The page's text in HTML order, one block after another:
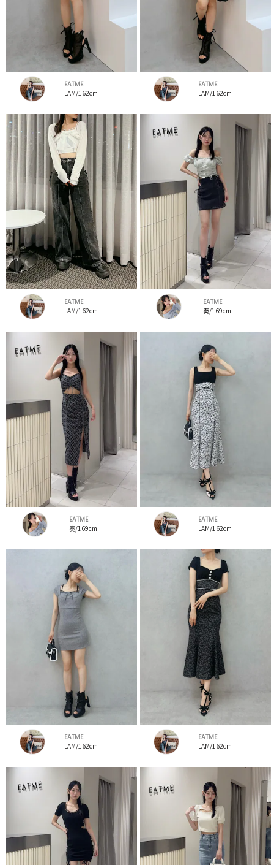
EATME
LAM/162cm
EATME
LAM/162cm
EATME
LAM/162cm
EATME
奏/169cm
EATME
奏/169cm
EATME
LAM/162cm
EATME
LAM/162cm
EATME
LAM/162cm